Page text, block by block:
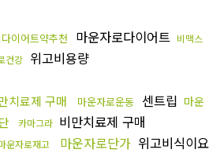
이어트약추천 마운자로다이어트 비맥스
건강 위고비용량
치료제 구매 마운자로운동 센트립 마운
카마그라 비만치료제 구매
운자로재고 마운자로단가 위고비식이요